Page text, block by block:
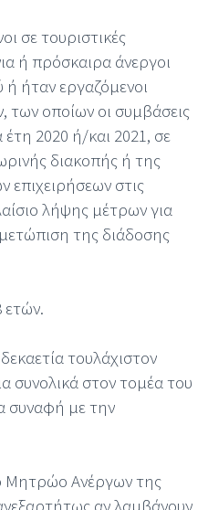
σε τουριστικές
ή πρόσκαιρα άνεργοι
ήταν εργαζόμενοι
των οποίων οι συμβάσεις
2020 ή/και 2021, σε
διακοπής ή της
επιχειρήσεων στις
λήψης μέτρων για
της διάδοσης
ετών.
τουλάχιστον
συνολικά στον τομέα του
συναφή με την
Μητρώο Ανέργων της